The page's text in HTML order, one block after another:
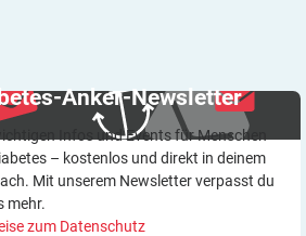
Anker-Newsletter
Infos und Events für Menschen
– kostenlos und direkt in deinem
Mit unserem Newsletter verpasst du
mehr.
zum Datenschutz